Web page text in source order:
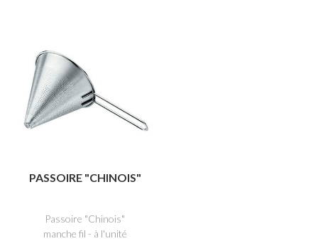
PASSOIRE "CHINOIS"
Passoire "Chinois"
manche fil - à l'unité